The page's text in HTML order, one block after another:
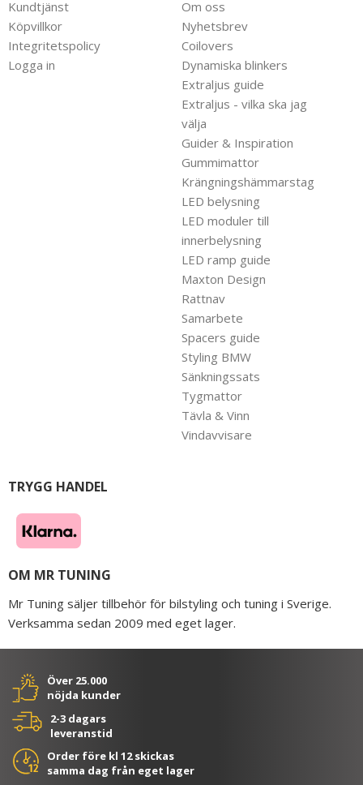
Kundtjänst
Köpvillkor
Integritetspolicy
Logga in
Om oss
Nyhetsbrev
Coilovers
Dynamiska blinkers
Extraljus guide
Extraljus - vilka ska jag
välja
Guider & Inspiration
Gummimattor
Krängningshämmarstag
LED belysning
LED moduler till
innerbelysning
LED ramp guide
Maxton Design
Rattnav
Samarbete
Spacers guide
Styling BMW
Sänkningssats
Tygmattor
Tävla & Vinn
Vindavvisare
TRYGG HANDEL
OM MR TUNING
Mr Tuning säljer tillbehör för bilstyling och tuning i Sverige.
Verksamma sedan 2009 med eget lager.
Över 25.000
nöjda kunder
2-3 dagars
leveranstid
Order före kl 12 skickas
samma dag från eget lager